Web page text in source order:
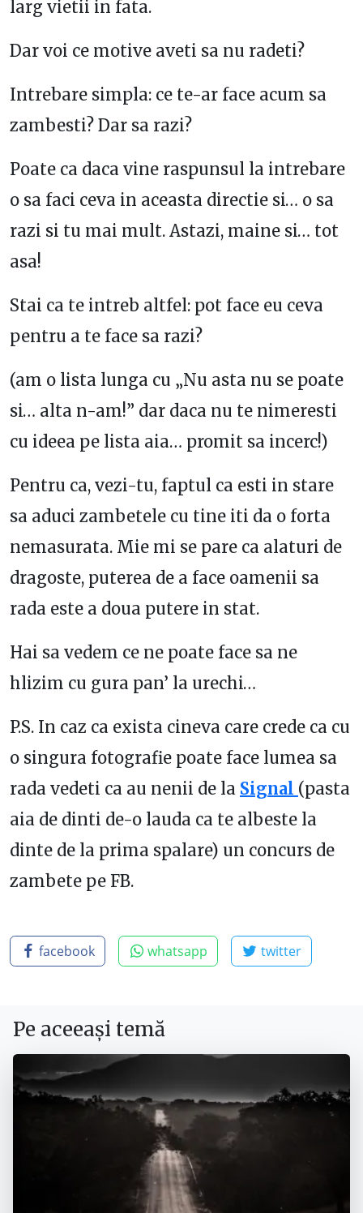
larg vietii in fata.
Dar voi ce motive aveti sa nu radeti?
Intrebare simpla: ce te-ar face acum sa
zambesti? Dar sa razi?
Poate ca daca vine raspunsul la intrebare
o sa faci ceva in aceasta directie si… o sa
razi si tu mai mult. Astazi, maine si… tot
asa!
Stai ca te intreb altfel: pot face eu ceva
pentru a te face sa razi?
(am o lista lunga cu „Nu asta nu se poate
si… alta n-am!” dar daca nu te nimeresti
cu ideea pe lista aia… promit sa incerc!)
Pentru ca, vezi-tu, faptul ca esti in stare
sa aduci zambetele cu tine iti da o forta
nemasurata. Mie mi se pare ca alaturi de
dragoste, puterea de a face oamenii sa
rada este a doua putere in stat.
Hai sa vedem ce ne poate face sa ne
hlizim cu gura pan’ la urechi…
P.S. In caz ca exista cineva care crede ca cu
o singura fotografie poate face lumea sa
rada vedeti ca au nenii de la Signal (pasta
aia de dinti de-o lauda ca te albeste la
dinte de la prima spalare) un concurs de
zambete pe FB.
facebook whatsapp twitter
Pe aceeași temă